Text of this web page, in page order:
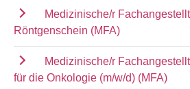
Medizinische/r
Röntgenschein (MFA)
Medizinische/r
für die Onkologie (m/w/d) (MFA)